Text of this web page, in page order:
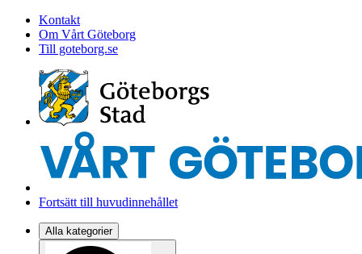
Kontakt
Om Vårt Göteborg
Till goteborg.se
Fortsätt till huvudinnehållet
Alla kategorier